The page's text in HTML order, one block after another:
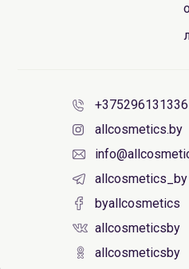
+375296131336
allcosmetics.by
allcosmetics_by
byallcosmetics
allcosmeticsby
allcosmeticsby